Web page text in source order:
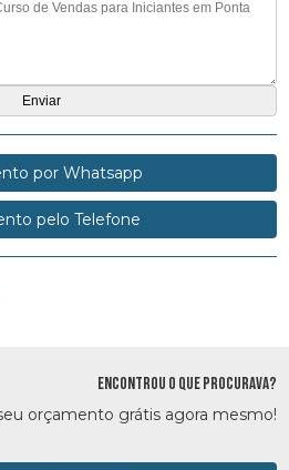
por Whatsapp
pelo Telefone
ENCONTROU O QUE PROCURAVA?
orçamento grátis agora mesmo!